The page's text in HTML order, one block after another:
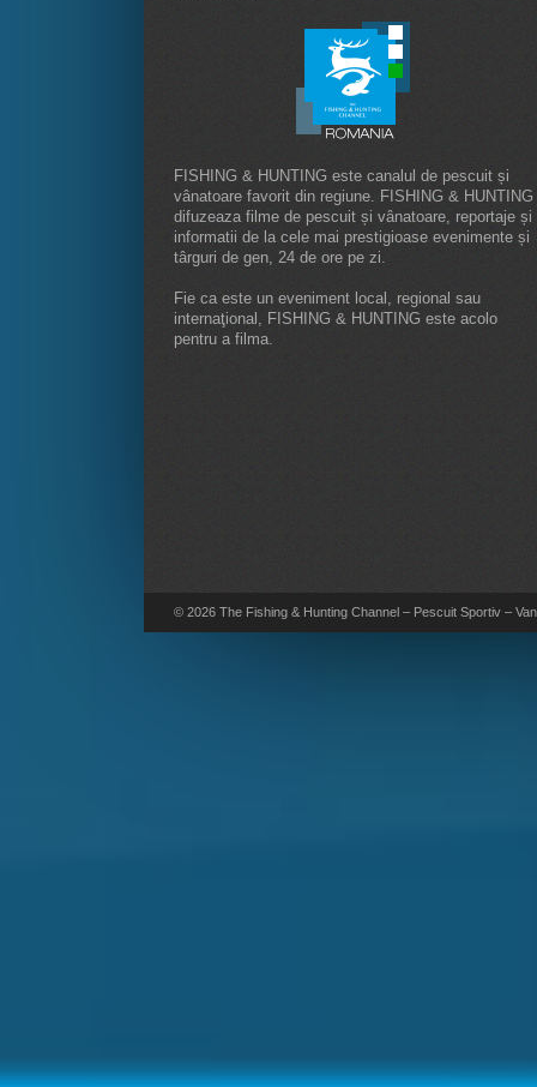
FISHING & HUNTING este canalul de pescuit și
vânatoare favorit din regiune. FISHING & HUNTING
difuzeaza filme de pescuit și vânatoare, reportaje și
informatii de la cele mai prestigioase evenimente și
târguri de gen, 24 de ore pe zi.
Fie ca este un eveniment local, regional sau
internaţional, FISHING & HUNTING este acolo
pentru a filma.
© 2026 The Fishing & Hunting Channel – Pescuit Sportiv –